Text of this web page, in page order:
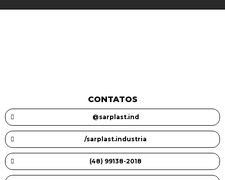
CONTATOS
@sarplast.ind
/sarplast.industria
(48) 99138-2018